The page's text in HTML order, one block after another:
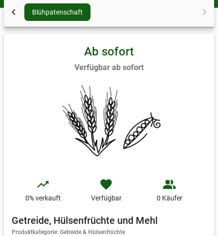
Versandkosten im Abschnitt
chevron_left Blühpatenschaft chevron_right
Ab sofort
Verfügbar ab sofort
trending_up
0% verkauft
favorite
Verfügbar
people_alt
0 Käufer
Getreide, Hülsenfrüchte und Mehl
Produktkategorie: Getreide & Hülsenfrüchte